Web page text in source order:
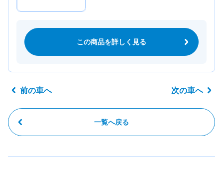
この商品を詳しく見る
前の車へ
一覧へ戻る
次の車へ